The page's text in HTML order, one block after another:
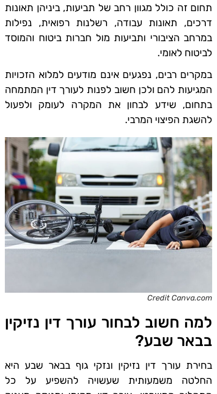
תחום זה כולל מגוון רחב של תביעות, ביניהן תאונות
דרכים, תאונות עבודה, רשלנות רפואית, נפילות
במרחב הציבורי ותביעות מול חברות ביטוח והמוסד
לביטוח לאומי.
במקרים רבים, נפגעים אינם מודעים למלוא הזכויות
המגיעות להם ולכן חשוב לפנות לעורך דין המתמחה
בתחום, שידע לבחון את המקרה לעומק ולפעול
להשגת הפיצוי המרבי.
Credit Canva.com
למה חשוב לבחור עורך דין נזיקין
בבאר שבע?
בחירת עורך דין נזיקין ונזקי גוף בבאר שבע היא
החלטה משמעותית שעשויה להשפיע על כל